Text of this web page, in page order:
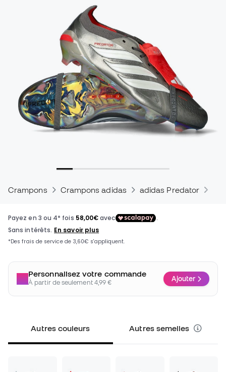
Crampons Crampons adidas adidas Predator
Personnalisez votre commande
À partir de seulement 4,99 € Ajouter
Autres couleurs Autres semelles